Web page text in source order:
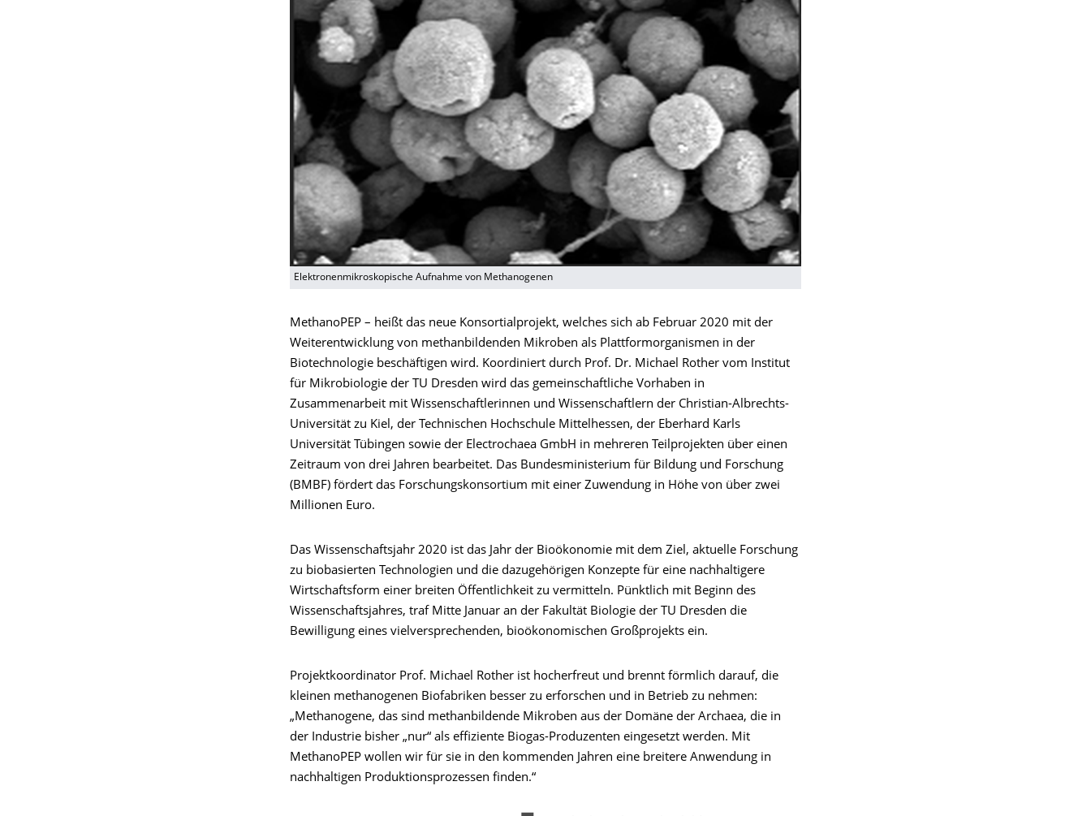
Elektronenmikroskopische Aufnahme von Methanogenen
MethanoPEP – heißt das neue Konsortialprojekt, welches sich ab Februar 2020 mit der
Weiterentwicklung von methanbildenden Mikroben als Plattformorganismen in der
Biotechnologie beschäftigen wird. Koordiniert durch Prof. Dr. Michael Rother vom Institut
für Mikrobiologie der TU Dresden wird das gemeinschaftliche Vorhaben in
Zusammenarbeit mit Wissenschaftlerinnen und Wissenschaftlern der Christian-Albrechts-
Universität zu Kiel, der Technischen Hochschule Mittelhessen, der Eberhard Karls
Universität Tübingen sowie der Electrochaea GmbH in mehreren Teilprojekten über einen
Zeitraum von drei Jahren bearbeitet. Das Bundesministerium für Bildung und Forschung
(BMBF) fördert das Forschungskonsortium mit einer Zuwendung in Höhe von über zwei
Millionen Euro.
Das Wissenschaftsjahr 2020 ist das Jahr der Bioökonomie mit dem Ziel, aktuelle Forschung
zu biobasierten Technologien und die dazugehörigen Konzepte für eine nachhaltigere
Wirtschaftsform einer breiten Öffentlichkeit zu vermitteln. Pünktlich mit Beginn des
Wissenschaftsjahres, traf Mitte Januar an der Fakultät Biologie der TU Dresden die
Bewilligung eines vielversprechenden, bioökonomischen Großprojekts ein.
Projektkoordinator Prof. Michael Rother ist hocherfreut und brennt förmlich darauf, die
kleinen methanogenen Biofabriken besser zu erforschen und in Betrieb zu nehmen:
„Methanogene, das sind methanbildende Mikroben aus der Domäne der Archaea, die in
der Industrie bisher „nur“ als effiziente Biogas-Produzenten eingesetzt werden. Mit
MethanoPEP wollen wir für sie in den kommenden Jahren eine breitere Anwendung in
nachhaltigen Produktionsprozessen finden.“